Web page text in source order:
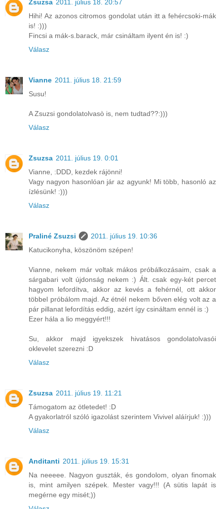
Zsuzsa 2011. július 18. 20:57
Hihi! Az azonos citromos gondolat után itt a fehércsoki-mák
is! :)))
Fincsi a mák-s.barack, már csináltam ilyent én is! :)
Válasz
Vianne 2011. július 18. 21:59
Susu!
A Zsuzsi gondolatolvasò is, nem tudtad??:)))
Válasz
Zsuzsa 2011. július 19. 0:01
Vianne, :DDD, kezdek rájönni!
Vagy nagyon hasonlóan jár az agyunk! Mi több, hasonló az
ízlésünk! :)))
Válasz
Praliné Zsuzsi
2011. július 19. 10:36
Katucikonyha, köszönöm szépen!
Vianne, nekem már voltak mákos próbálkozásaim, csak a
sárgabari volt újdonság nekem :) Ált. csak egy-két percet
hagyom lefordítva, akkor az kevés a fehérnél, ott akkor
többel próbálom majd. Az étnél nekem bőven elég volt az a
pár pillanat lefordítás eddig, azért így csináltam ennél is :)
Ezer hála a lio meggyért!!!
Su, akkor majd igyekszek hivatásos gondolatolvasói
oklevelet szerezni :D
Válasz
Zsuzsa 2011. július 19. 11:21
Támogatom az ötletedet! :D
A gyakorlatról szóló igazolást szerintem Vivivel aláírjuk! :)))
Válasz
Anditanti 2011. július 19. 15:31
Na neeeee. Nagyon guszták, és gondolom, olyan finomak
is, mint amilyen szépek. Mester vagy!!! (A sütis lapát is
megérne egy misét;))